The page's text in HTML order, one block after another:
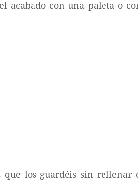
acabado con una paleta o
que los guardéis sin rellenar